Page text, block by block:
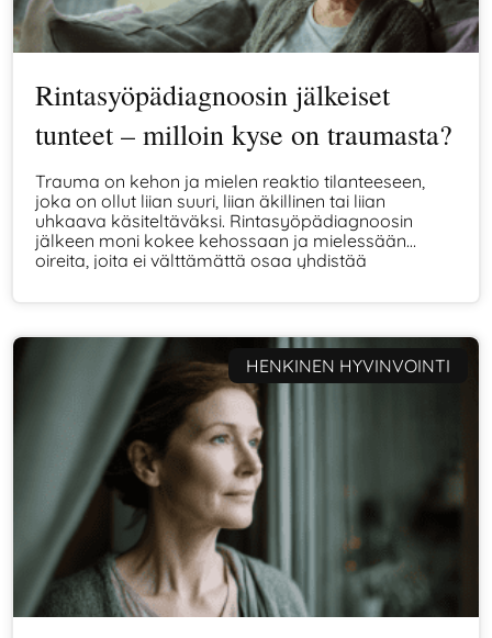
Rintasyöpädiagnoosin jälkeiset
tunteet – milloin kyse on traumasta?
Trauma on kehon ja mielen reaktio tilanteeseen,
joka on ollut liian suuri, liian äkillinen tai liian
uhkaava käsiteltäväksi. Rintasyöpädiagnoosin
jälkeen moni kokee kehossaan ja mielessään
oireita, joita ei välttämättä osaa yhdistää
toipumista.
HENKINEN HYVINVOINTI